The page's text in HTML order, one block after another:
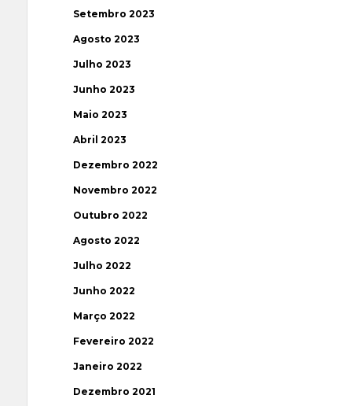
Setembro 2023
Agosto 2023
Julho 2023
Junho 2023
Maio 2023
Abril 2023
Dezembro 2022
Novembro 2022
Outubro 2022
Agosto 2022
Julho 2022
Junho 2022
Março 2022
Fevereiro 2022
Janeiro 2022
Dezembro 2021